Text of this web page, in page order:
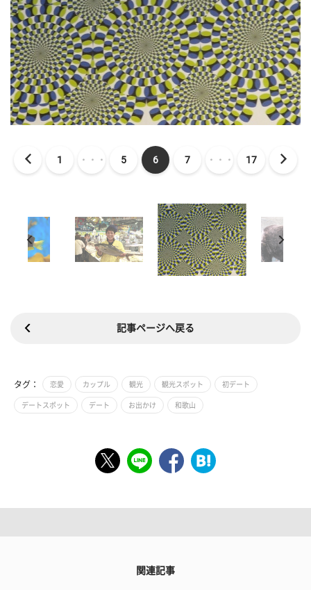
1 ・・・ 5 6 7 ・・・ 17
記事ページへ戻る
タグ： 恋愛 カップル 観光 観光スポット 初デート
デートスポット デート お出かけ 和歌山
関連記事